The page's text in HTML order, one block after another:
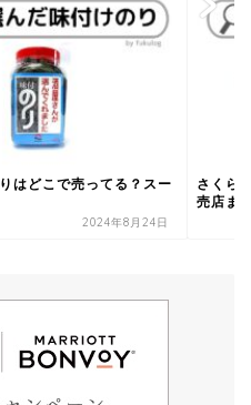
はどこで売ってる？スー
2024年8月24日
さくら
売店ま